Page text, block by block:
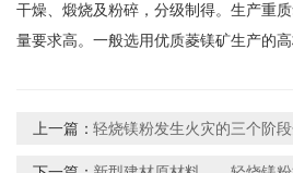
干燥、煅烧及粉碎，分级制得。生产重
量要求高。一般选用优质菱镁矿生产的
上一篇：轻烧镁粉发生火灾的三个阶段